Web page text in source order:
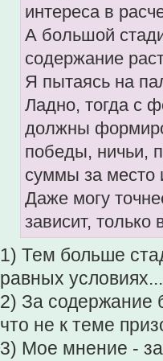
интереса в
А большой
содержание
Я пытаясь на
Ладно, тогда с
должны
победы, ничьи,
суммы за место
Даже могу
зависит, только
1) Тем больше
равных условиях...
2) За содержание
что не к теме
3) Мое мнение -